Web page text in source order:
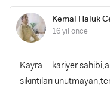
Kemal Haluk
16 yıl önce
Kayra....kariyer
sıkıntıları